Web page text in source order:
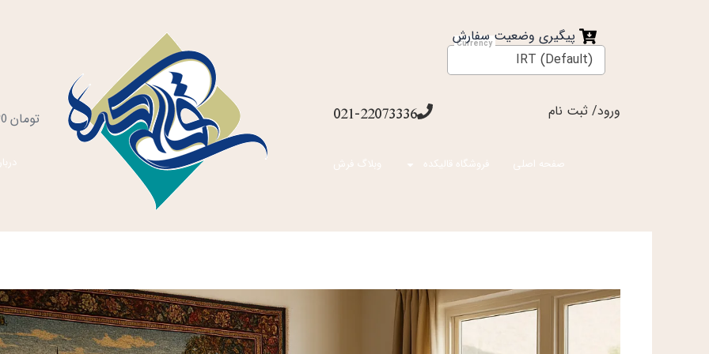
پیگیری وضعیت سفارش
IRT (Default)
ورود/ ثبت نام 021-22073336 تومان0
صفحه اصلی فروشگاه قالیکده وبلاگ فرش